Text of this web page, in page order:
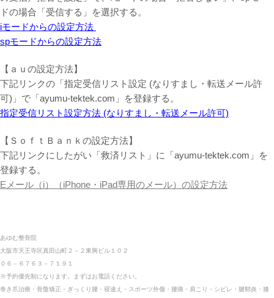
ドの場合「受信する」を選択する。
iモードからの設定方法
spモードからの設定方法
【ａｕの設定方法】
下記リンクの「指定受信リスト設定 (なりすまし・転送メール許
可)」で「ayumu-tektek.com」を登録する。
指定受信リスト設定方法 (なりすまし・転送メール許可)
【ＳｏｆｔＢａｎｋの設定方法】
下記リンクにしたがい「救済リスト」に「ayumu-tektek.com」を
登録する。
Eメール（i）（iPhone・iPad専用のメール）の設定方法
あゆむ整骨院
大阪市天王寺区真田山町２－２東興ビル１０２
０６－６７６３－７１９１
※予約優先制になります。まずはお電話ください。
巻き爪治療・骨盤矯正・ぎっくり腰・寝違え・スポーツ外傷・腰痛・肩こり・シビレ・腱鞘炎・膝